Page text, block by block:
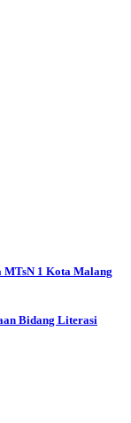
1 Kota Malang
Bidang Literasi